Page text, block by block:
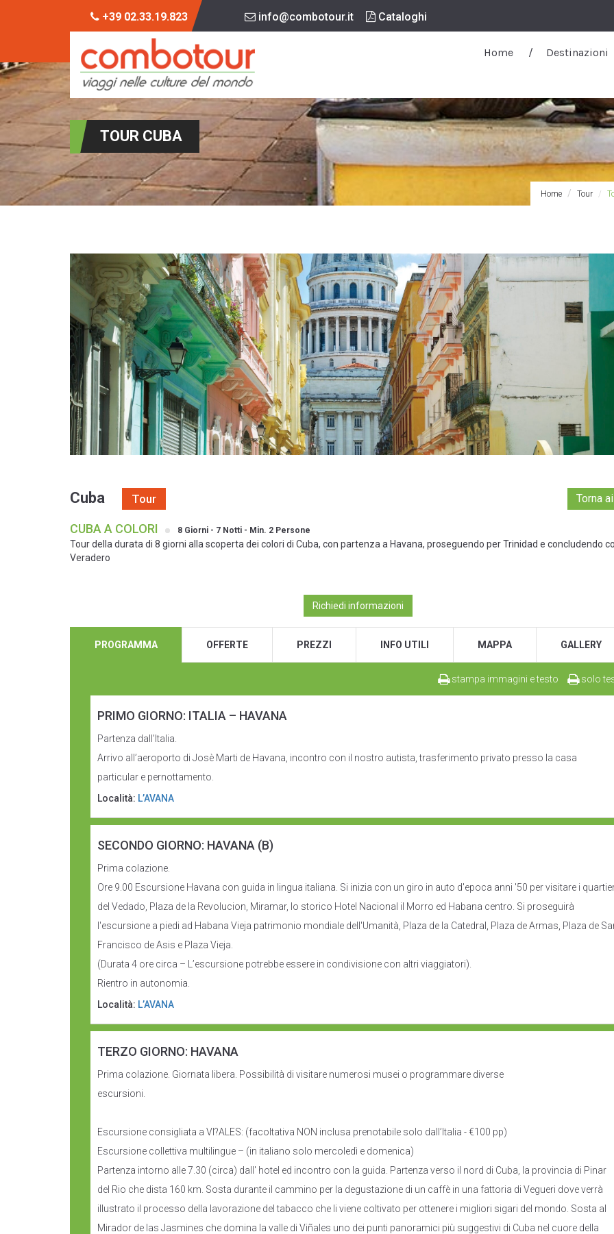
+39 02.33.19.823 info@combotour.it Cataloghi
Home Destinazioni
TOUR CUBA
Home Tour
Cuba Tour Torna
CUBA A COLORI 8 Giorni - 7 Notti - Min. 2 Persone
Tour della durata di 8 giorni alla scoperta dei colori di Cuba, con partenza a Havana, proseguendo per Trinidad e concludendo
Veradero
Richiedi informazioni
PROGRAMMA OFFERTE PREZZI INFO UTILI MAPPA GALLERY
stampa immagini e testo solo
PRIMO GIORNO: ITALIA – HAVANA
Partenza dall’Italia.
Arrivo all’aeroporto di Josè Marti de Havana, incontro con il nostro autista, trasferimento privato presso la casa
particular e pernottamento.
Località: L’AVANA
SECONDO GIORNO: HAVANA (B)
Prima colazione.
Ore 9.00 Escursione Havana con guida in lingua italiana. Si inizia con un giro in auto d'epoca anni '50 per visitare i
del Vedado, Plaza de la Revolucion, Miramar, lo storico Hotel Nacional il Morro ed Habana centro. Si proseguirà
l'escursione a piedi ad Habana Vieja patrimonio mondiale dell'Umanità, Plaza de la Catedral, Plaza de Armas, Plaza de
Francisco de Asis e Plaza Vieja.
(Durata 4 ore circa – L’escursione potrebbe essere in condivisione con altri viaggiatori).
Rientro in autonomia.
Località: L’AVANA
TERZO GIORNO: HAVANA
Prima colazione. Giornata libera. Possibilità di visitare numerosi musei o programmare diverse
escursioni.
Escursione consigliata a VI?ALES: (facoltativa NON inclusa prenotabile solo dall’Italia - €100 pp)
Escursione collettiva multilingue – (in italiano solo mercoledì e domenica)
Partenza intorno alle 7.30 (circa) dall' hotel ed incontro con la guida. Partenza verso il nord di Cuba, la provincia di Pinar
del Rio che dista 160 km. Sosta durante il cammino per la degustazione di un caffè in una fattoria di Vegueri dove verrà
illustrato il processo della lavorazione del tabacco che li viene coltivato per ottenere i migliori sigari del mondo. Sosta al
Mirador de las Jasmines che domina la valle di Viñales uno dei punti panoramici più suggestivi di Cuba nel cuore della